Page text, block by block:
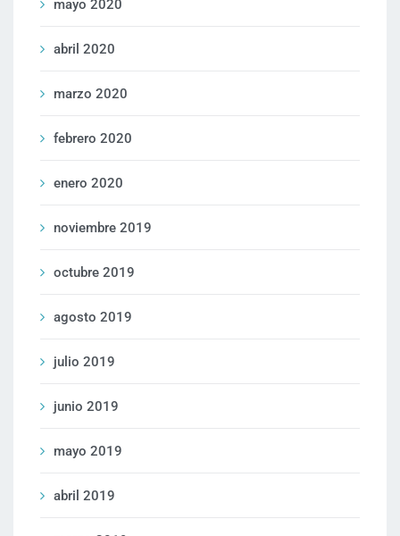
mayo 2020
abril 2020
marzo 2020
febrero 2020
enero 2020
noviembre 2019
octubre 2019
agosto 2019
julio 2019
junio 2019
mayo 2019
abril 2019